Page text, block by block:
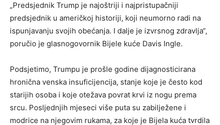
„Predsjednik Trump je najoštriji i najpristupačniji
predsjednik u američkoj historiji, koji neumorno radi na
ispunjavanju svojih obećanja. I dalje je izvrsnog zdravlja“,
poručio je glasnogovornik Bijele kuće Davis Ingle.
Podsjetimo, Trumpu je prošle godine dijagnosticirana
hronična venska insuficijencija, stanje koje je često kod
starijih osoba i koje otežava povrat krvi iz nogu prema
srcu. Posljednjih mjeseci više puta su zabilježene i
modrice na njegovim rukama, za koje je Bijela kuća tvrdila